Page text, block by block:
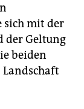
sich mit der
der Geltung
beiden